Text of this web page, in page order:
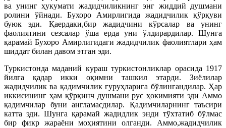
ва унинг ҳукумати жадидчиликнинг энг жиддий душмани
ролини ўйнади. Бухоро Амирлигида жадидчилик қўрқуви
буюк эди. Қаердаки,бир жадидчини кўрсалар ва унинг
фаолиятини сезсалар ўша ерда уни ўлдирардилар. Шунга
қарамай Бухоро Амирлигидаги жадидчилик фаолиятлари ҳам
шиддат билан давом этган эди.
Туркистонда маданий кураш туркистонликлар орасида 1917
йилга қадар икки оқимни ташкил этарди. Зиёлилар
жадидчилик ва қадимчилик гуруҳларига бўлингандилар. Ҳар
иккисининг ҳам қўрқинч душмани рус ҳокимияти эди Аммо
қадимчилар буни англамасдилар. Қадимчиларнинг таъсири
катта эди. Шунга қарамай жадидлик энди тўхтатиб бўлмас
бир фикр жараёни моҳиятини олганди. Аммо,жадидчилик